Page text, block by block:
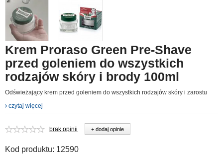
Krem Proraso Green Pre-Shave
przed goleniem do wszystkich
rodzajów skóry i brody 100ml
Odświeżający krem przed goleniem do wszystkich rodzajów skóry i zarostu
czytaj więcej
brak opinii + dodaj opinie
Kod produktu: 12590